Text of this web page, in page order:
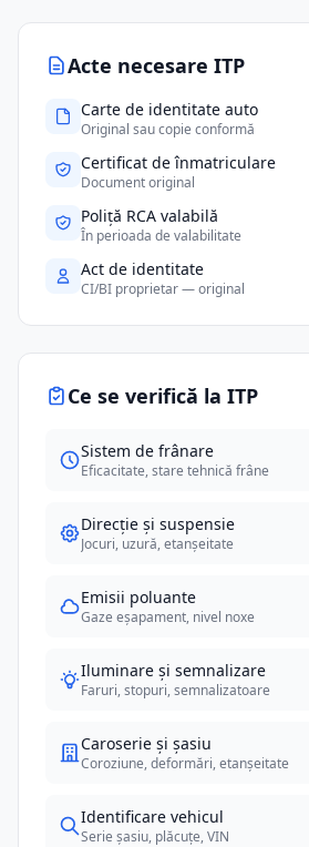
Acte necesare ITP
Carte de identitate auto
Original sau copie conformă
Certificat de înmatriculare
Document original
Poliță RCA valabilă
În perioada de valabilitate
Act de identitate
CI/BI proprietar — original
Ce se verifică la ITP
Sistem de frânare
Eficacitate, stare tehnică frâne
Direcție și suspensie
Jocuri, uzură, etanșeitate
Emisii poluante
Gaze eșapament, nivel noxe
Iluminare și semnalizare
Faruri, stopuri, semnalizatoare
Caroserie și șasiu
Coroziune, deformări, etanșeitate
Identificare vehicul
Serie șasiu, plăcuțe, VIN